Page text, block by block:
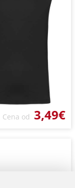
Cena od 3,49€